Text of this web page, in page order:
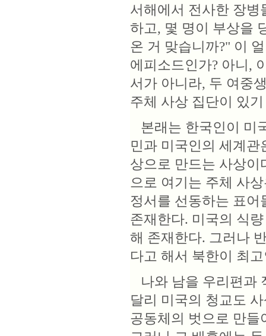
서해에서 전사한 장
하고, 몇 명이 부상을
온 거 맞습니까?" 이
에피소드인가? 아니,
서가 아니라, 두 여중
주체 사상 집단이 있
본래는 한국인이 미
민과 미국인의 세계
상으로 만드는 사상이
으로 여기는 주체 사
정서를 선동하는 표
존재한다. 미국의 식
해 존재한다. 그러나
다고 해서 북한이 최
나와 남을 우리편과
달리 미국의 청교도
공동체의 벗으로 만들